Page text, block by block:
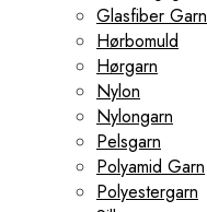
Glasfiber Garn
Hørbomuld
Hørgarn
Nylon
Nylongarn
Pelsgarn
Polyamid Garn
Polyestergarn